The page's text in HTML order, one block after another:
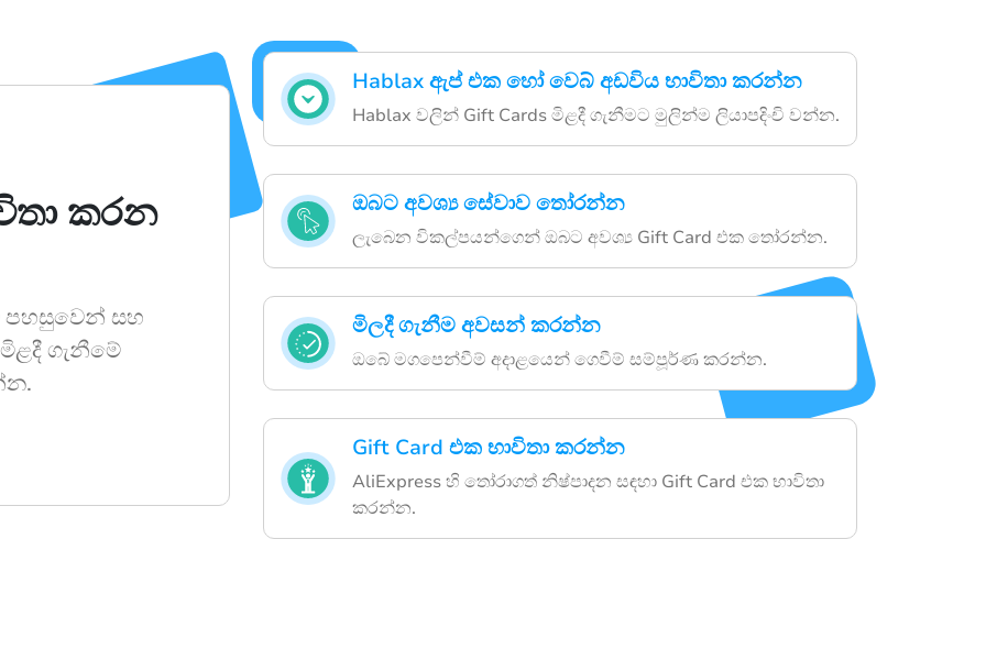
Hablax ඇප් එක හෝ වෙබ් අඩවිය භාවිතා කරන්න
Hablax වලින් Gift Cards මිළදී ගැනීමට මුලින්ම ලියාපදිංචි වන්න.
ඔබට අවශ්‍ය සේවාව තෝරන්න
ලැබෙන විකල්පයන්ගෙන් ඔබට අවශ්‍ය Gift Card එක තෝරන්න.
මිලදී ගැනීම අවසන් කරන්න
ඔබේ මගපෙන්වීම් අදාළයෙන් ගෙවීම් සම්පූර්ණ කරන්න.
Gift Card එක භාවිතා කරන්න
AliExpress හි තෝරාගත් නිෂ්පාදන සඳහා Gift Card එක භාවිතා
කරන්න.
කරන
පහසුවෙන් සහ
ගැනීමේ